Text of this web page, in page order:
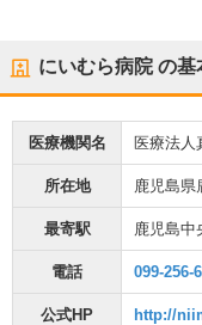
にいむら病院の基
医療機関名 医療法人
所在地 鹿児島県
最寄駅 鹿児島中
電話 099-256-
公式HP http://